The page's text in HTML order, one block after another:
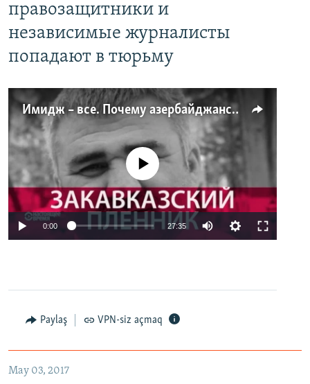
правозащитники и
независимые журналисты
попадают в тюрьму
Имидж – все. Почему азербайджанские правозащитники и независимые журналисты попадают в тюрьму
No media source currently available
0:00 27:35
Paylaş VPN-siz açmaq
May 03, 2017